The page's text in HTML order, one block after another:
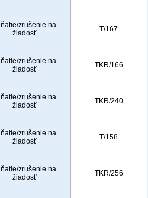
zrušenie na
žiadosť
T/167
zrušenie na
žiadosť
TKR/166
zrušenie na
žiadosť
TKR/240
zrušenie na
žiadosť
T/158
zrušenie na
žiadosť
TKR/256